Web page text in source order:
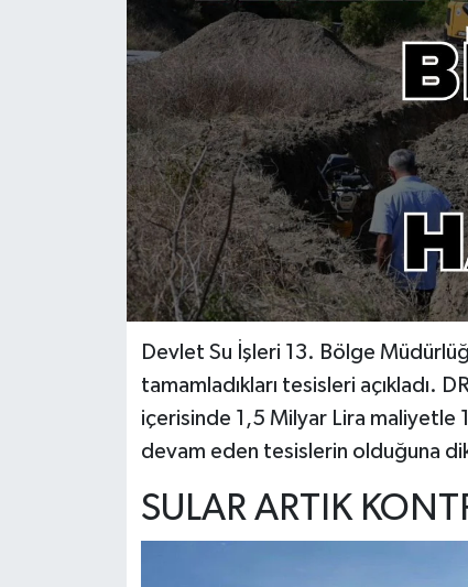
Devlet Su İşleri 13. Bölge
tamamladıkları tesisleri açıkladı.
içerisinde 1,5 Milyar Lira maliyetle
devam eden tesislerin olduğuna
SULAR ARTIK
Sağlık & Yaşam